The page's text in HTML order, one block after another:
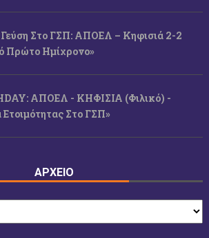
Στο ΓΣΠ: ΑΠΟΕΛ – Κηφισιά 2-2
Πρώτο Ημίχρονο»
ΑΠΟΕΛ - ΚΗΦΙΣΙΑ (φιλικό) -
Στο ΓΣΠ»
ΑΡΧΕΙΟ